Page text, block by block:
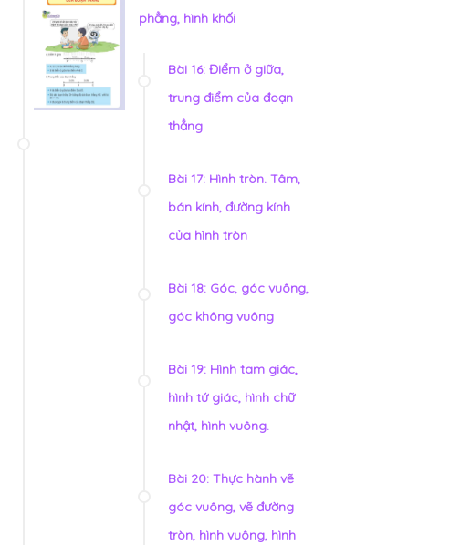
phẳng, hình khối
Bài 16: Điểm ở giữa,
trung điểm của đoạn
thẳng
Bài 17: Hình tròn. Tâm,
bán kính, đường kính
của hình tròn
Bài 18: Góc, góc vuông,
góc không vuông
Bài 19: Hình tam giác,
hình tứ giác, hình chữ
nhật, hình vuông.
Bài 20: Thực hành vẽ
góc vuông, vẽ đường
tròn, hình vuông, hình